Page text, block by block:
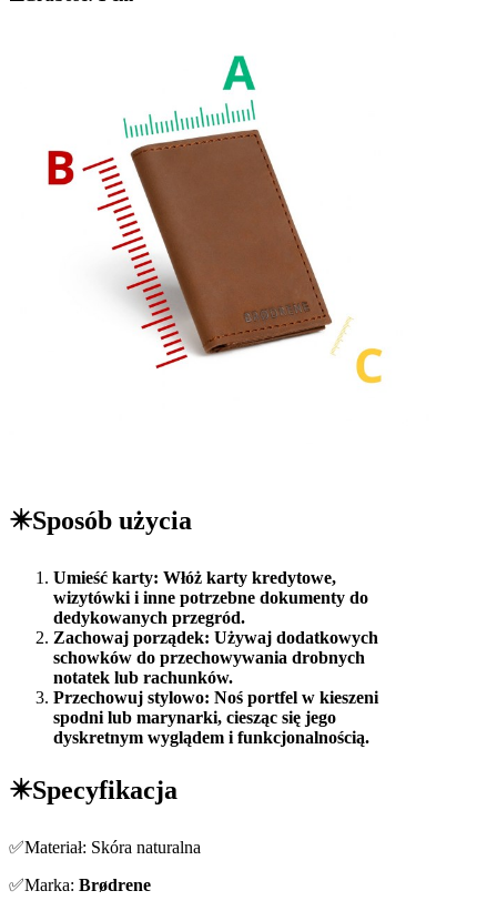
✴️Sposób użycia
Umieść karty: Włóż karty kredytowe,
wizytówki i inne potrzebne dokumenty do
dedykowanych przegród.
Zachowaj porządek: Używaj dodatkowych
schowków do przechowywania drobnych
notatek lub rachunków.
Przechowuj stylowo: Noś portfel w kieszeni
spodni lub marynarki, ciesząc się jego
dyskretnym wyglądem i funkcjonalnością.
✴️Specyfikacja
✅Materiał: Skóra naturalna
✅Marka: Brødrene